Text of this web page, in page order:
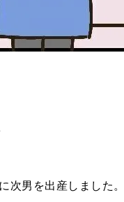
男を出産しました。